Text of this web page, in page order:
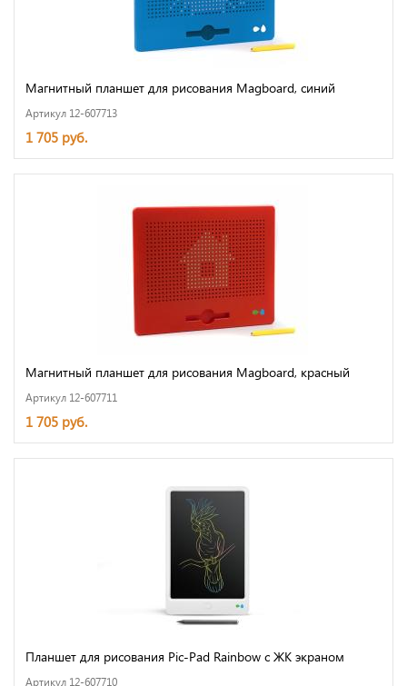
Магнитный планшет для рисования Magboard, синий
Артикул 12-607713
1 705 руб.
Магнитный планшет для рисования Magboard, красный
Артикул 12-607711
1 705 руб.
Планшет для рисования Pic-Pad Rainbow с ЖК экраном
Артикул 12-607710